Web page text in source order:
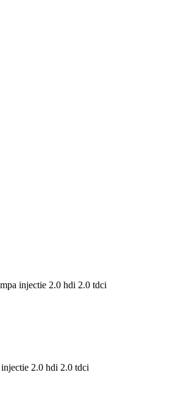
injectie 2.0 hdi 2.0 tdci